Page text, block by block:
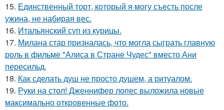
15. Единственный торт, который я могу съесть после
ужина, не набирая вес.
16. Итальянский суп из курицы.
17. Милана стар призналась, что могла сыграть главную
роль в фильме "Алиса в Стране Чудес" вместо Ани
пересильд.
18. Как сделать душ не просто душем, а ритуалом.
19. Руки на стол! Дженнифер лопес выложила новые
максимально откровенные фото.